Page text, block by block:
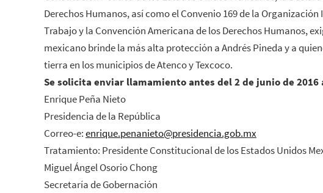
Derechos Humanos, así como el Convenio 169 de la
Trabajo y la Convención Americana de los Derechos Humanos,
mexicano brinde la más alta protección a Andrés Pineda y a
tierra en los municipios de Atenco y Texcoco.
Se solicita enviar llamamiento antes del 2 de junio de 2016
Enrique Peña Nieto
Presidencia de la República
Correo-e:enrique.penanieto@presidencia.gob.mx
Tratamiento: Presidente Constitucional de los Estados Unidos
Miguel Ángel Osorio Chong
Secretaría de Gobernación